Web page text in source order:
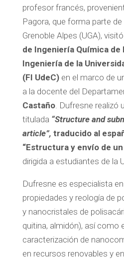
profesor francés,
Pagora, que forma parte de
Grenoble Alpes (UGA),
de Ingeniería Química de
Ingeniería de la
(FI UdeC)en el marco de
a la docente del
Castaño. Dufresne realizó
titulada “Structure and
article”, traducido al
“Estructura y envío de
dirigida a estudiantes de la
Dufresne es especialista
propiedades y reología de
y nanocristales de
quitina, almidón), así como
caracterización de
en recursos renovables y